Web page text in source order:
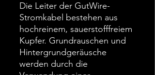
Die Leiter der GutWire-
Stromkabel bestehen aus
hochreinem, sauerstofffreiem
Kupfer. Grundrauschen und
Hintergrundgeräusche
werden durch die